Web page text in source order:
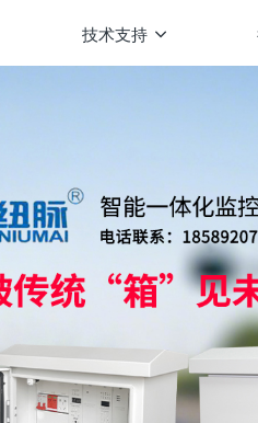
技术支持